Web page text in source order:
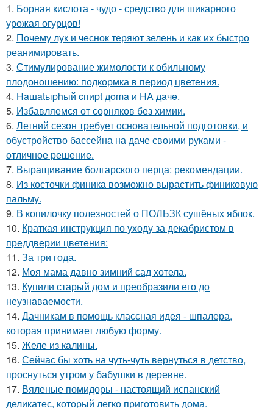
1. Борная кислота - чудо - средство для шикарного
урожая огурцов!
2. Почему лук и чеснок теряют зелень и как их быстро
реанимировать.
3. Стимулирование жимолости к обильному
плодоношению: подкормка в период цветения.
4. Haшatыphый cпиpt дoma и HA дaчe.
5. Избавляемся от сорняков без химии.
6. Летний сезон требует основательной подготовки, и
обустройство бассейна на даче своими руками -
отличное решение.
7. Выращивание болгарского перца: рекомендации.
8. Из косточки финика возможно вырастить финиковую
пальму.
9. В копилочку полезностей о ПОЛЬЗК сушёных яблок.
10. Краткая инструкция по уходу за декабристом в
преддверии цветения:
11. За три года.
12. Моя мама давно зимний сад хотела.
13. Купили старый дом и преобразили его до
неузнаваемости.
14. Дачникам в помощь классная идея - шпалера,
которая принимает любую форму.
15. Желе из калины.
16. Сейчас бы хоть на чуть-чуть вернуться в детство,
проснуться утром у бабушки в деревне.
17. Вяленые помидоры - настоящий испанский
деликатес, который легко приготовить дома.